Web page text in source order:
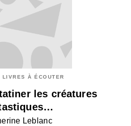
LIVRES À ÉCOUTER
les créatures
Leblanc